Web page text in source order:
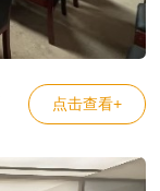
点击查看+